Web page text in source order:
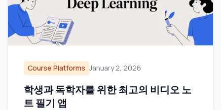
Course Platforms January 2, 2026
학생과 독학자를 위한 최고의 비디오 노
트 필기 앱